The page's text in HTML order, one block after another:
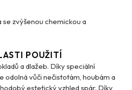
zvýšenou chemickou a
POUŽITÍ
a dlažeb. Díky speciální
vůči nečistotám, houbám a
estetický vzhled spár. Díky